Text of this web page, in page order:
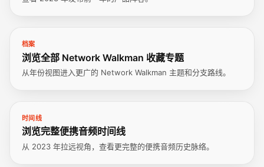
档案
浏览全部 Network Walkman 收藏专题
从年份视图进入更广的 Network Walkman 主题和分支路线。
时间线
浏览完整便携音频时间线
从 2023 年拉远视角，查看更完整的便携音频历史脉络。